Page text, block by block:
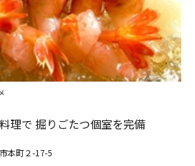
理で 掘りごたつ個室を完備
本町２-17-5